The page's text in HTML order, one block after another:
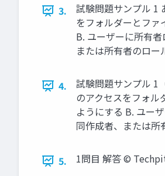
3.
試験問題サンプル 1
をフォルダーとファ
B. ユーザーに所有
または所有者のロ
4.
試験問題サンプル 1
のアクセスをフォル
ようにする B. ユー
同作成者、または
5. 1問目 解答 ©